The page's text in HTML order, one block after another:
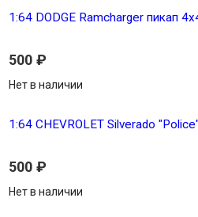
1:64 DODGE Ramcharger пикап
500 ₽
Нет в наличии
1:64 CHEVROLET Silverado
500 ₽
Нет в наличии